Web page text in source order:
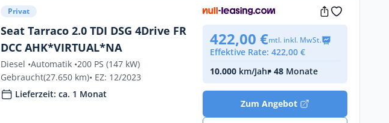
Privat
Seat Tarraco 2.0 TDI DSG 4Drive FR
DCC AHK*VIRTUAL*NA
Diesel •Automatik •200 PS (147 kW)
Gebraucht(27.650 km)• EZ: 12/2023
Lieferzeit: ca. 1 Monat
422,00 €mtl. inkl. MwSt.
Effektive Rate: 422,00 €
10.000 km/Jahr• 48 Monate
Zum Angebot